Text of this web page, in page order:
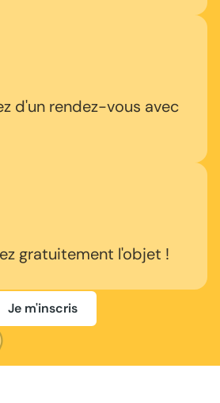
d'un rendez-vous avec
gratuitement l'objet !
Je m'inscris